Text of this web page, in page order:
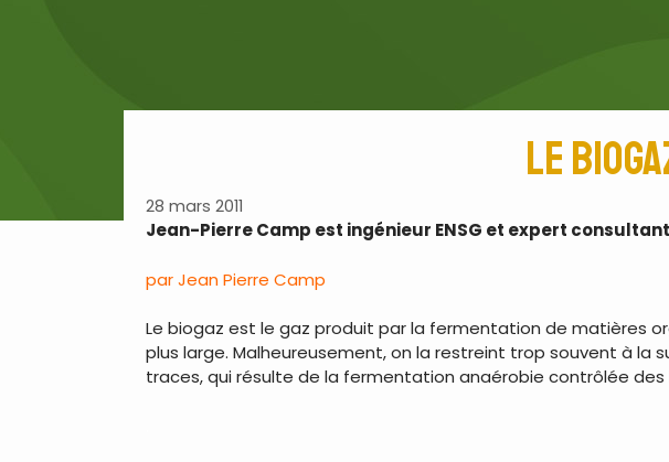
Le
28 mars 2011
Jean-Pierre Camp est ingénieur ENSG et expert
par Jean Pierre Camp
Le biogaz est le gaz produit par la fermentation de matières
plus large. Malheureusement, on la restreint trop souvent à la
traces, qui résulte de la fermentation anaérobie contrôlée des